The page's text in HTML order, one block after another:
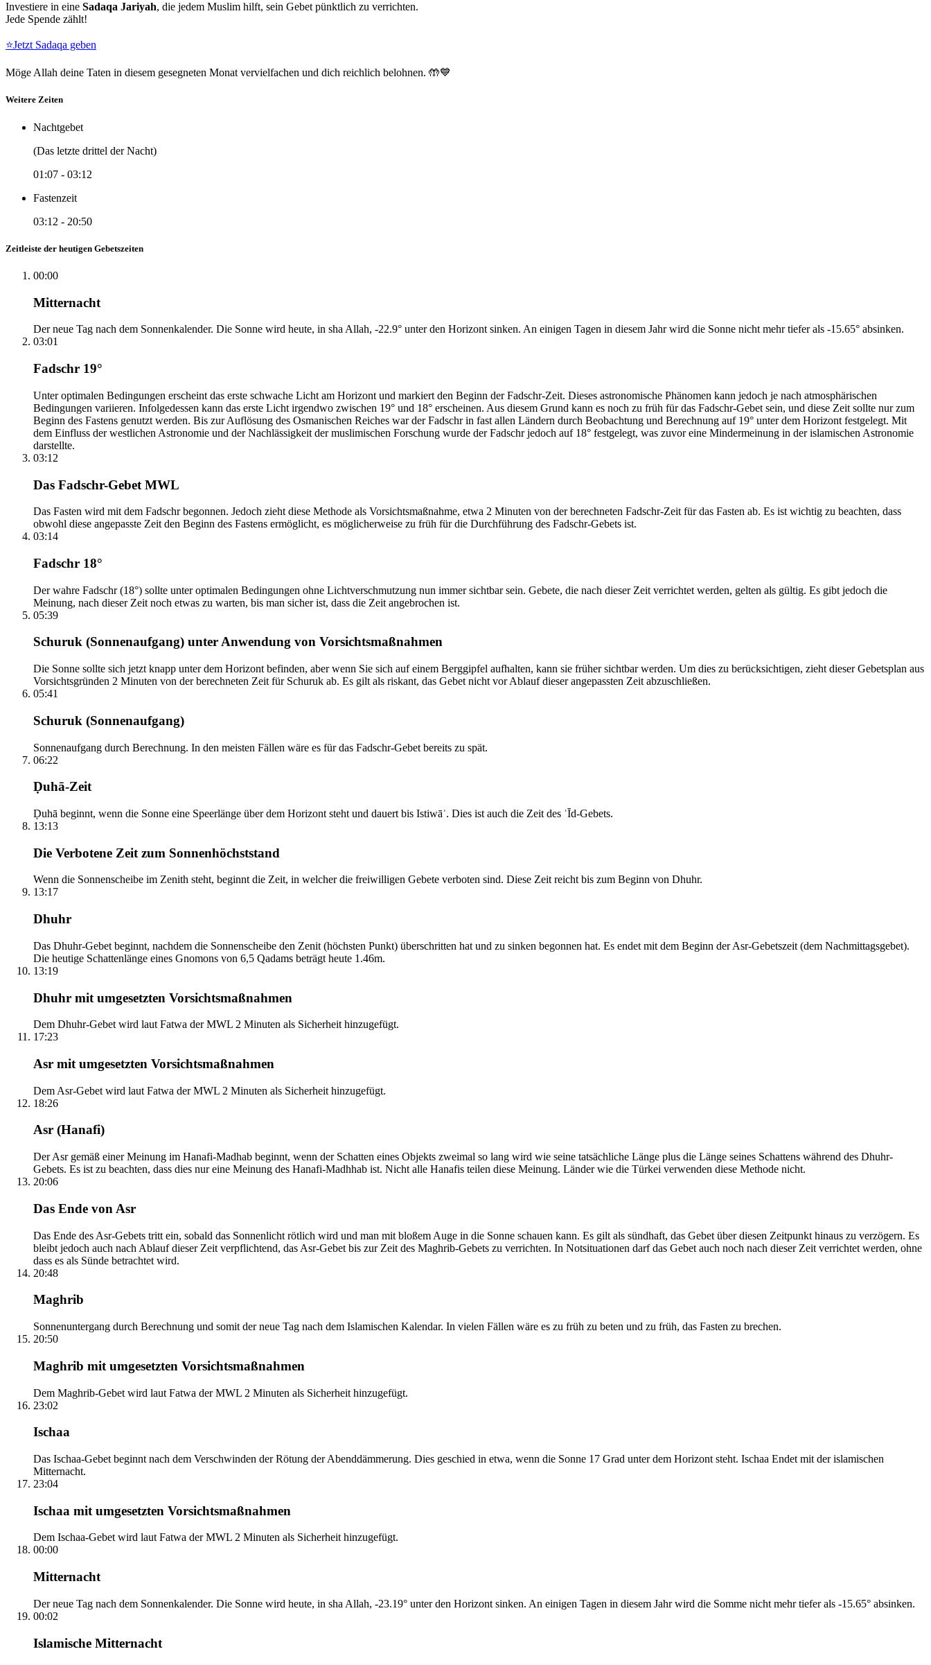
Investiere in eine Sadaqa Jariyah, die jedem Muslim hilft, sein Gebet pünktlich zu verrichten.
Jede Spende zählt!
⭐Jetzt Sadaqa geben
Möge Allah deine Taten in diesem gesegneten Monat vervielfachen und dich reichlich belohnen. 🤲💙
Weitere Zeiten
Nachtgebet
(Das letzte drittel der Nacht)
01:07 - 03:12
Fastenzeit
03:12 - 20:50
Zeitleiste der heutigen Gebetszeiten
00:00
Mitternacht
Der neue Tag nach dem Sonnenkalender. Die Sonne wird heute, in sha Allah, -22.9° unter den Horizont sinken. An einigen Tagen in diesem Jahr wird die Sonne nicht mehr tiefer als -15.65° absinken.
03:01
Fadschr 19°
Unter optimalen Bedingungen erscheint das erste schwache Licht am Horizont und markiert den Beginn der Fadschr-Zeit. Dieses astronomische Phänomen kann jedoch je nach atmosphärischen
Bedingungen variieren. Infolgedessen kann das erste Licht irgendwo zwischen 19° und 18° erscheinen. Aus diesem Grund kann es noch zu früh für das Fadschr-Gebet sein, und diese Zeit sollte nur zum
Beginn des Fastens genutzt werden. Bis zur Auflösung des Osmanischen Reiches war der Fadschr in fast allen Ländern durch Beobachtung und Berechnung auf 19° unter dem Horizont festgelegt. Mit
dem Einfluss der westlichen Astronomie und der Nachlässigkeit der muslimischen Forschung wurde der Fadschr jedoch auf 18° festgelegt, was zuvor eine Mindermeinung in der islamischen Astronomie
darstellte.
03:12
Das Fadschr-Gebet MWL
Das Fasten wird mit dem Fadschr begonnen. Jedoch zieht diese Methode als Vorsichtsmaßnahme, etwa 2 Minuten von der berechneten Fadschr-Zeit für das Fasten ab. Es ist wichtig zu beachten, dass
obwohl diese angepasste Zeit den Beginn des Fastens ermöglicht, es möglicherweise zu früh für die Durchführung des Fadschr-Gebets ist.
03:14
Fadschr 18°
Der wahre Fadschr (18°) sollte unter optimalen Bedingungen ohne Lichtverschmutzung nun immer sichtbar sein. Gebete, die nach dieser Zeit verrichtet werden, gelten als gültig. Es gibt jedoch die
Meinung, nach dieser Zeit noch etwas zu warten, bis man sicher ist, dass die Zeit angebrochen ist.
05:39
Schuruk (Sonnenaufgang) unter Anwendung von Vorsichtsmaßnahmen
Die Sonne sollte sich jetzt knapp unter dem Horizont befinden, aber wenn Sie sich auf einem Berggipfel aufhalten, kann sie früher sichtbar werden. Um dies zu berücksichtigen, zieht dieser Gebetsplan aus
Vorsichtsgründen 2 Minuten von der berechneten Zeit für Schuruk ab. Es gilt als riskant, das Gebet nicht vor Ablauf dieser angepassten Zeit abzuschließen.
05:41
Schuruk (Sonnenaufgang)
Sonnenaufgang durch Berechnung. In den meisten Fällen wäre es für das Fadschr-Gebet bereits zu spät.
06:22
Ḍuhā-Zeit
Ḍuhā beginnt, wenn die Sonne eine Speerlänge über dem Horizont steht und dauert bis Istiwāʾ. Dies ist auch die Zeit des ʿĪd-Gebets.
13:13
Die Verbotene Zeit zum Sonnenhöchststand
Wenn die Sonnenscheibe im Zenith steht, beginnt die Zeit, in welcher die freiwilligen Gebete verboten sind. Diese Zeit reicht bis zum Beginn von Dhuhr.
13:17
Dhuhr
Das Dhuhr-Gebet beginnt, nachdem die Sonnenscheibe den Zenit (höchsten Punkt) überschritten hat und zu sinken begonnen hat. Es endet mit dem Beginn der Asr-Gebetszeit (dem Nachmittagsgebet).
Die heutige Schattenlänge eines Gnomons von 6,5 Qadams beträgt heute 1.46m.
13:19
Dhuhr mit umgesetzten Vorsichtsmaßnahmen
Dem Dhuhr-Gebet wird laut Fatwa der MWL 2 Minuten als Sicherheit hinzugefügt.
17:23
Asr mit umgesetzten Vorsichtsmaßnahmen
Dem Asr-Gebet wird laut Fatwa der MWL 2 Minuten als Sicherheit hinzugefügt.
18:26
Asr (Hanafi)
Der Asr gemäß einer Meinung im Hanafi-Madhab beginnt, wenn der Schatten eines Objekts zweimal so lang wird wie seine tatsächliche Länge plus die Länge seines Schattens während des Dhuhr-
Gebets. Es ist zu beachten, dass dies nur eine Meinung des Hanafi-Madhhab ist. Nicht alle Hanafis teilen diese Meinung. Länder wie die Türkei verwenden diese Methode nicht.
20:06
Das Ende von Asr
Das Ende des Asr-Gebets tritt ein, sobald das Sonnenlicht rötlich wird und man mit bloßem Auge in die Sonne schauen kann. Es gilt als sündhaft, das Gebet über diesen Zeitpunkt hinaus zu verzögern. Es
bleibt jedoch auch nach Ablauf dieser Zeit verpflichtend, das Asr-Gebet bis zur Zeit des Maghrib-Gebets zu verrichten. In Notsituationen darf das Gebet auch noch nach dieser Zeit verrichtet werden, ohne
dass es als Sünde betrachtet wird.
20:48
Maghrib
Sonnenuntergang durch Berechnung und somit der neue Tag nach dem Islamischen Kalendar. In vielen Fällen wäre es zu früh zu beten und zu früh, das Fasten zu brechen.
20:50
Maghrib mit umgesetzten Vorsichtsmaßnahmen
Dem Maghrib-Gebet wird laut Fatwa der MWL 2 Minuten als Sicherheit hinzugefügt.
23:02
Ischaa
Das Ischaa-Gebet beginnt nach dem Verschwinden der Rötung der Abenddämmerung. Dies geschied in etwa, wenn die Sonne 17 Grad unter dem Horizont steht. Ischaa Endet mit der islamischen
Mitternacht.
23:04
Ischaa mit umgesetzten Vorsichtsmaßnahmen
Dem Ischaa-Gebet wird laut Fatwa der MWL 2 Minuten als Sicherheit hinzugefügt.
00:00
Mitternacht
Der neue Tag nach dem Sonnenkalender. Die Sonne wird heute, in sha Allah, -23.19° unter den Horizont sinken. An einigen Tagen in diesem Jahr wird die Somme nicht mehr tiefer als -15.65° absinken.
00:02
Islamische Mitternacht